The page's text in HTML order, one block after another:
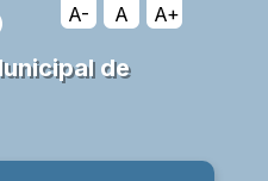
A- A A+
de